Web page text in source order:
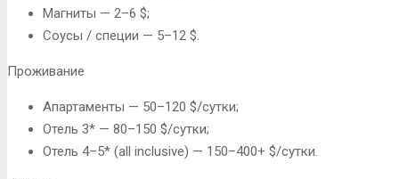
Магниты — 2–6 $;
Соусы / специи — 5–12 $.
Проживание
Апартаменты — 50–120 $/сутки;
Отель 3* — 80–150 $/сутки;
Отель 4–5* (all inclusive) — 150–400+ $/сутки.